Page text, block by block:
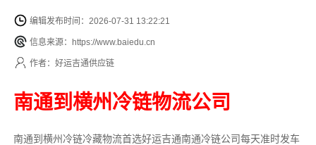
编辑发布时间：2026-07-31 13:22:21
信息来源：https://www.baiedu.cn
作者：好运吉通供应链
南通到横州冷链物流公司
南通到横州冷链冷藏物流首选好运吉通南通冷链公司每天准时发车